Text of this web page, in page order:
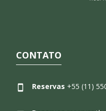
CONTATO
Reservas +55 (11)